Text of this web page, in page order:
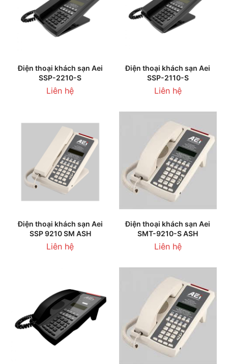
Điện thoại khách sạn Aei
SSP-2210-S
Liên hệ
Điện thoại khách sạn Aei
SSP-2110-S
Liên hệ
Điện thoại khách sạn Aei
SSP 9210 SM ASH
Liên hệ
Điện thoại khách sạn Aei
SMT-9210-S ASH
Liên hệ